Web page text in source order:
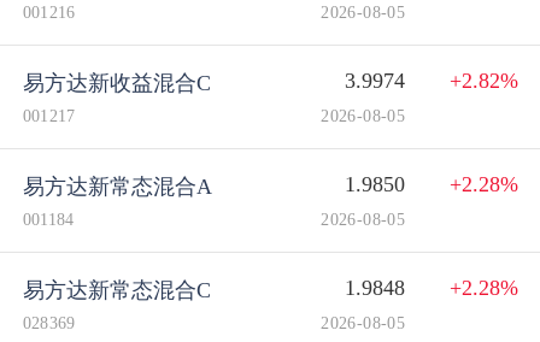
001216 2026-08-05
易方达新收益混合C 3.9974 +2.82%
001217 2026-08-05
易方达新常态混合A 1.9850 +2.28%
001184 2026-08-05
易方达新常态混合C 1.9848 +2.28%
028369 2026-08-05